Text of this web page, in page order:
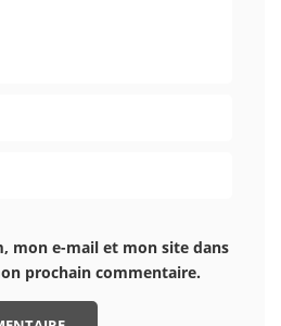
mon e-mail et mon site dans
prochain commentaire.